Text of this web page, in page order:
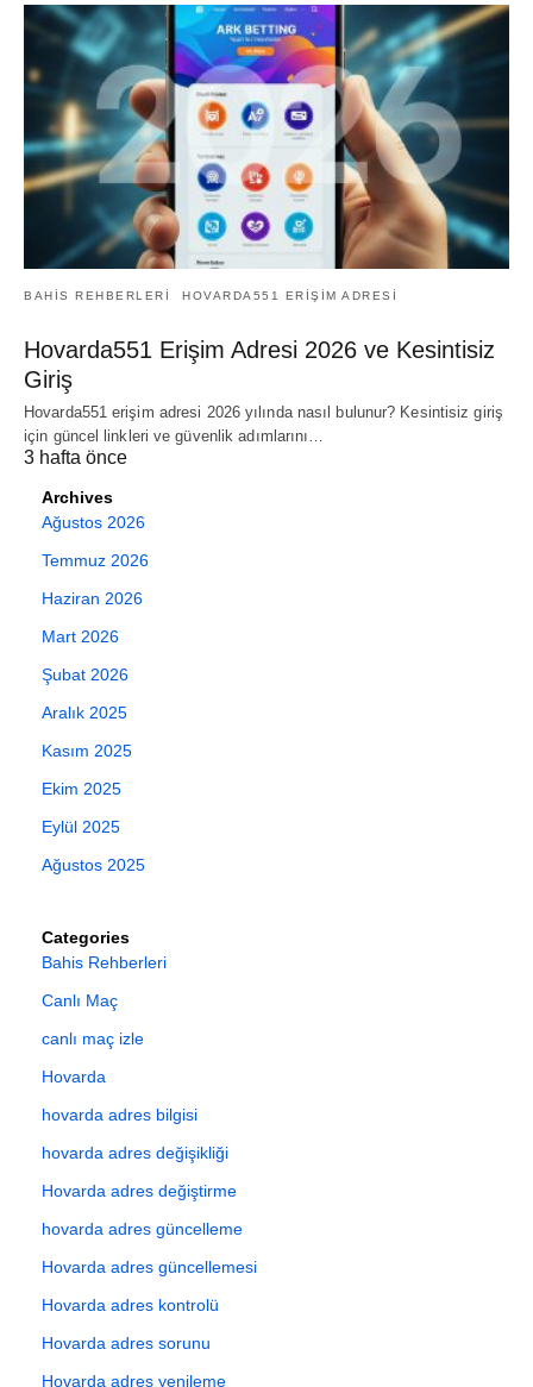
BAHIS REHBERLERI HOVARDA551 ERIŞIM ADRESI
Hovarda551 Erişim Adresi 2026 ve Kesintisiz
Giriş
Hovarda551 erişim adresi 2026 yılında nasıl bulunur? Kesintisiz giriş
için güncel linkleri ve güvenlik adımlarını…
3 hafta önce
Archives
Ağustos 2026
Temmuz 2026
Haziran 2026
Mart 2026
Şubat 2026
Aralık 2025
Kasım 2025
Ekim 2025
Eylül 2025
Ağustos 2025
Categories
Bahis Rehberleri
Canlı Maç
canlı maç izle
Hovarda
hovarda adres bilgisi
hovarda adres değişikliği
Hovarda adres değiştirme
hovarda adres güncelleme
Hovarda adres güncellemesi
Hovarda adres kontrolü
Hovarda adres sorunu
Hovarda adres yenileme